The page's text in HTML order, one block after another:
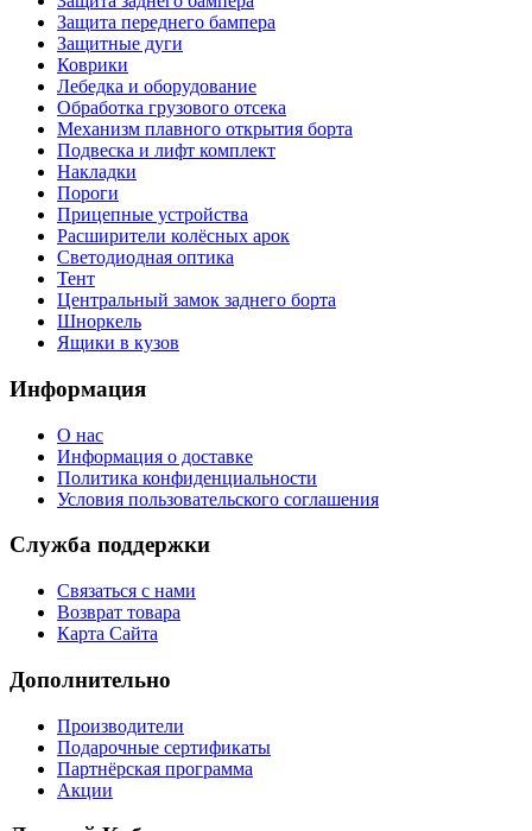
Защита переднего бампера
Защитные дуги
Коврики
Лебедка и оборудование
Обработка грузового отсека
Механизм плавного открытия борта
Подвеска и лифт комплект
Накладки
Пороги
Прицепные устройства
Расширители колёсных арок
Светодиодная оптика
Тент
Центральный замок заднего борта
Шноркель
Ящики в кузов
Информация
О нас
Информация о доставке
Политика конфиденциальности
Условия пользовательского соглашения
Служба поддержки
Связаться с нами
Возврат товара
Карта Сайта
Дополнительно
Производители
Подарочные сертификаты
Партнёрская программа
Акции